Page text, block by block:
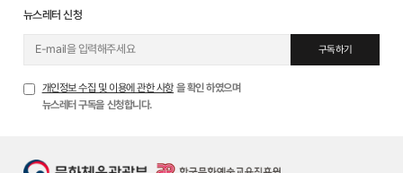
뉴스레터 신청
구독하기
개인정보 수집 및 이용에 관한 사항 을 확인 하였으며
뉴스레터 구독을 신청합니다.